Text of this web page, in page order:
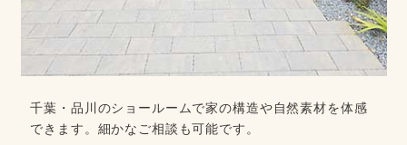
千葉・品川のショールームで家の構造や自然素材を体感
できます。細かなご相談も可能です。